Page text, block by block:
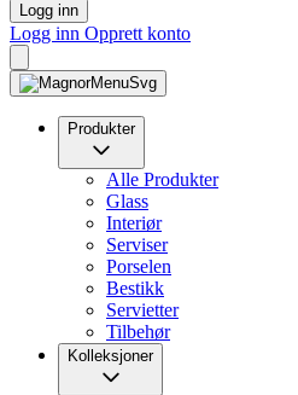
Logg inn
Logg inn Opprett konto
Produkter
Alle Produkter
Glass
Interiør
Serviser
Porselen
Bestikk
Servietter
Tilbehør
Kolleksjoner